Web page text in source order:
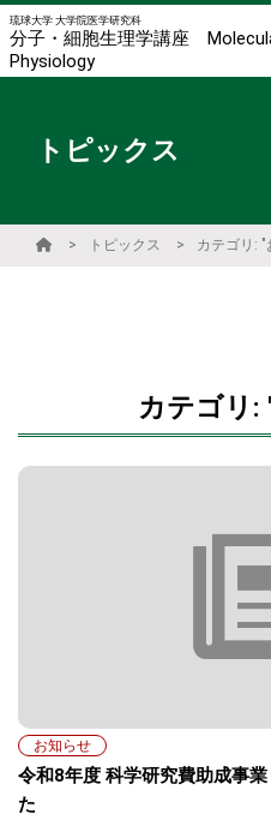
琉球大学 大学院医学研究科
分子・細胞生理学講座
Physiology
トピックス
トピックス カテゴリ: "
カテゴリ:
お知らせ
令和8年度 科学研究費助成事
た